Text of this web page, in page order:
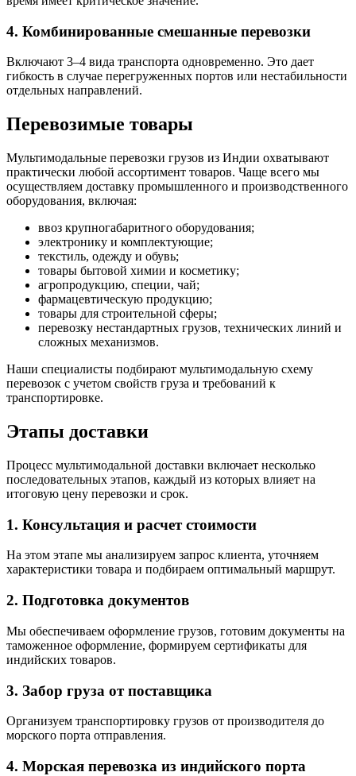
4. Комбинированные смешанные перевозки
Включают 3–4 вида транспорта одновременно. Это дает
гибкость в случае перегруженных портов или нестабильности
отдельных направлений.
Перевозимые товары
Мультимодальные перевозки грузов из Индии охватывают
практически любой ассортимент товаров. Чаще всего мы
осуществляем доставку промышленного и производственного
оборудования, включая:
ввоз крупногабаритного оборудования;
электронику и комплектующие;
текстиль, одежду и обувь;
товары бытовой химии и косметику;
агропродукцию, специи, чай;
фармацевтическую продукцию;
товары для строительной сферы;
перевозку нестандартных грузов, технических линий и
сложных механизмов.
Наши специалисты подбирают мультимодальную схему
перевозок с учетом свойств груза и требований к
транспортировке.
Этапы доставки
Процесс мультимодальной доставки включает несколько
последовательных этапов, каждый из которых влияет на
итоговую цену перевозки и срок.
1. Консультация и расчет стоимости
На этом этапе мы анализируем запрос клиента, уточняем
характеристики товара и подбираем оптимальный маршрут.
2. Подготовка документов
Мы обеспечиваем оформление грузов, готовим документы на
таможенное оформление, формируем сертификаты для
индийских товаров.
3. Забор груза от поставщика
Организуем транспортировку грузов от производителя до
морского порта отправления.
4. Морская перевозка из индийского портa